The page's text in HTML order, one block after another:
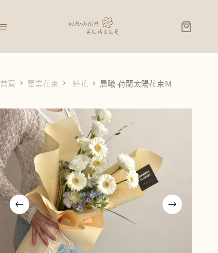
加入購物車
首頁 畢業花束 -鮮花 晨曦-荷蘭太陽花束Ｍ